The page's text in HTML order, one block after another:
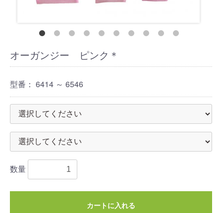
オーガンジー ピンク＊
型番： 6414 ～ 6546
数量
カートに入れる